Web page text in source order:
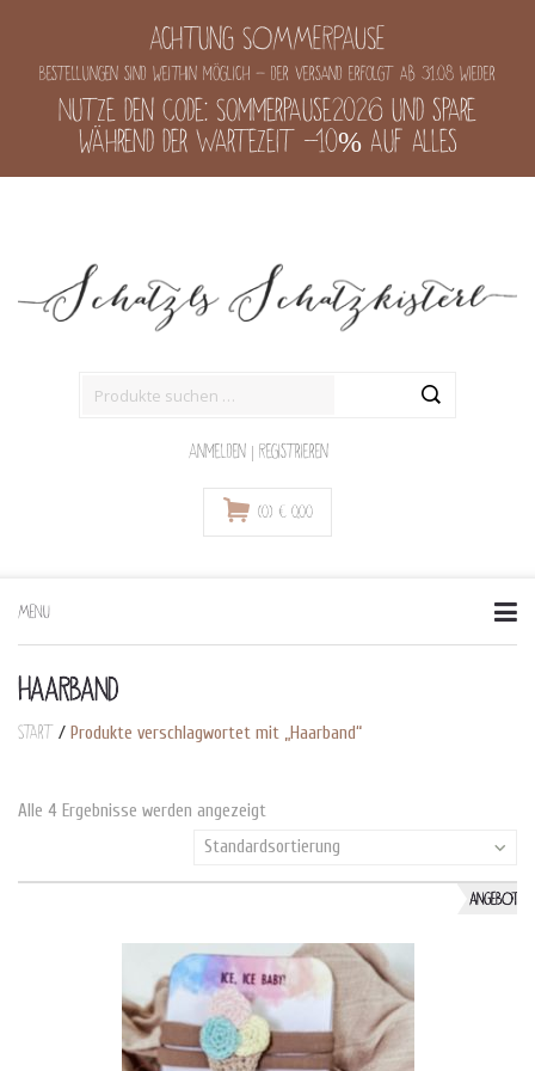
Achtung SOMMERPAUSE
Bestellungen sind weithin möglich - der Versand erfolgt ab 31.08 wieder
Nutze den Code: Sommerpause2026 und spare
während der Wartezeit -10% auf alles
Anmelden | Registrieren
(0) € 0,00
MENU
to
HAARBAND
Start / Produkte verschlagwortet mit „Haarband“
Alle 4 Ergebnisse werden angezeigt
Standardsortierung
ANGEBOT!